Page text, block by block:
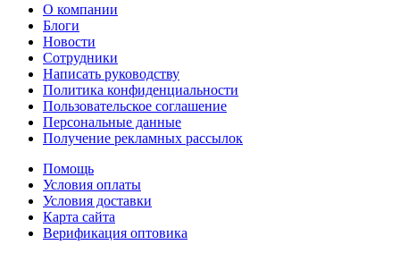
О компании
Блоги
Новости
Сотрудники
Написать руководству
Политика конфиденциальности
Пользовательское соглашение
Персональные данные
Получение рекламных рассылок
Помощь
Условия оплаты
Условия доставки
Карта сайта
Верификация оптовика